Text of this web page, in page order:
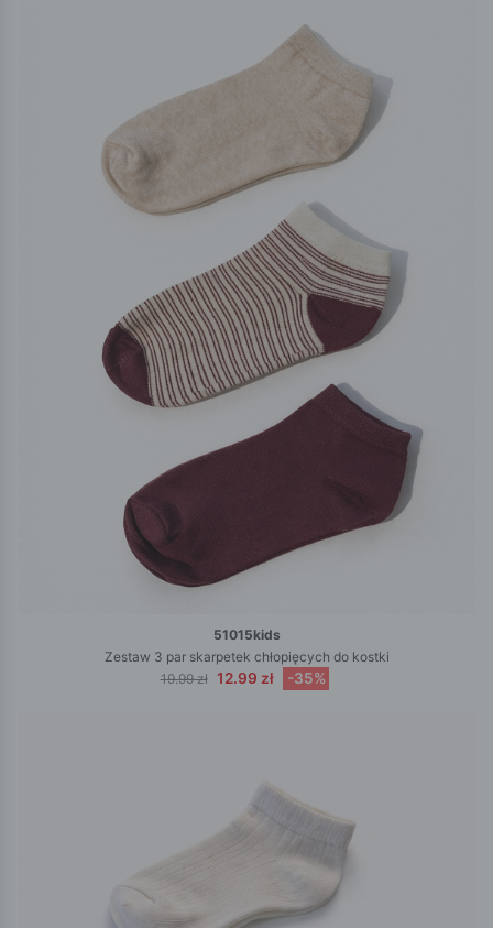
51015kids
Zestaw 3 par skarpetek chłopięcych do kostki
19.99 zł 12.99 zł -35%